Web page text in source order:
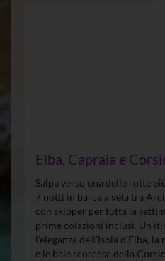
Elba, Capraia e
Salpa verso una delle rotte
7 notti in barca a vela tra
con skipper per tutta la
prime colazioni inclusi. Un
l’eleganza dell’Isola d’Elba,
e le baie scoscese della